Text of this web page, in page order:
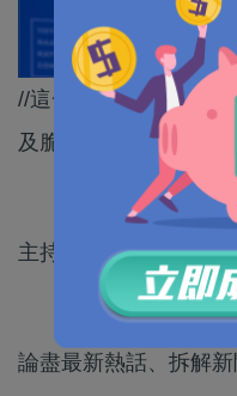
//這一連串鬧劇就足以
及脆弱。//
主持：呂暢能
論盡最新熱話、拆解